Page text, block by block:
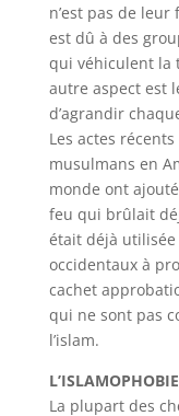
n’est pas de
est dû à des
qui véhiculent la
autre aspect est
d’agrandir
Les actes
musulmans en
monde ont
feu qui brûlait
était déjà
occidentaux à
cachet
qui ne sont pas
l’islam.
La plupart des